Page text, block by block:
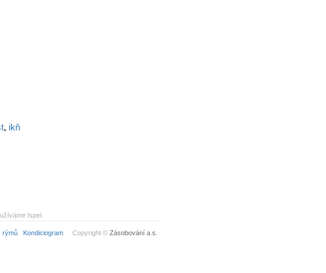
, ikň
Ispel.
rýmů Kondiciogram Copyright © Zásobování a.s.